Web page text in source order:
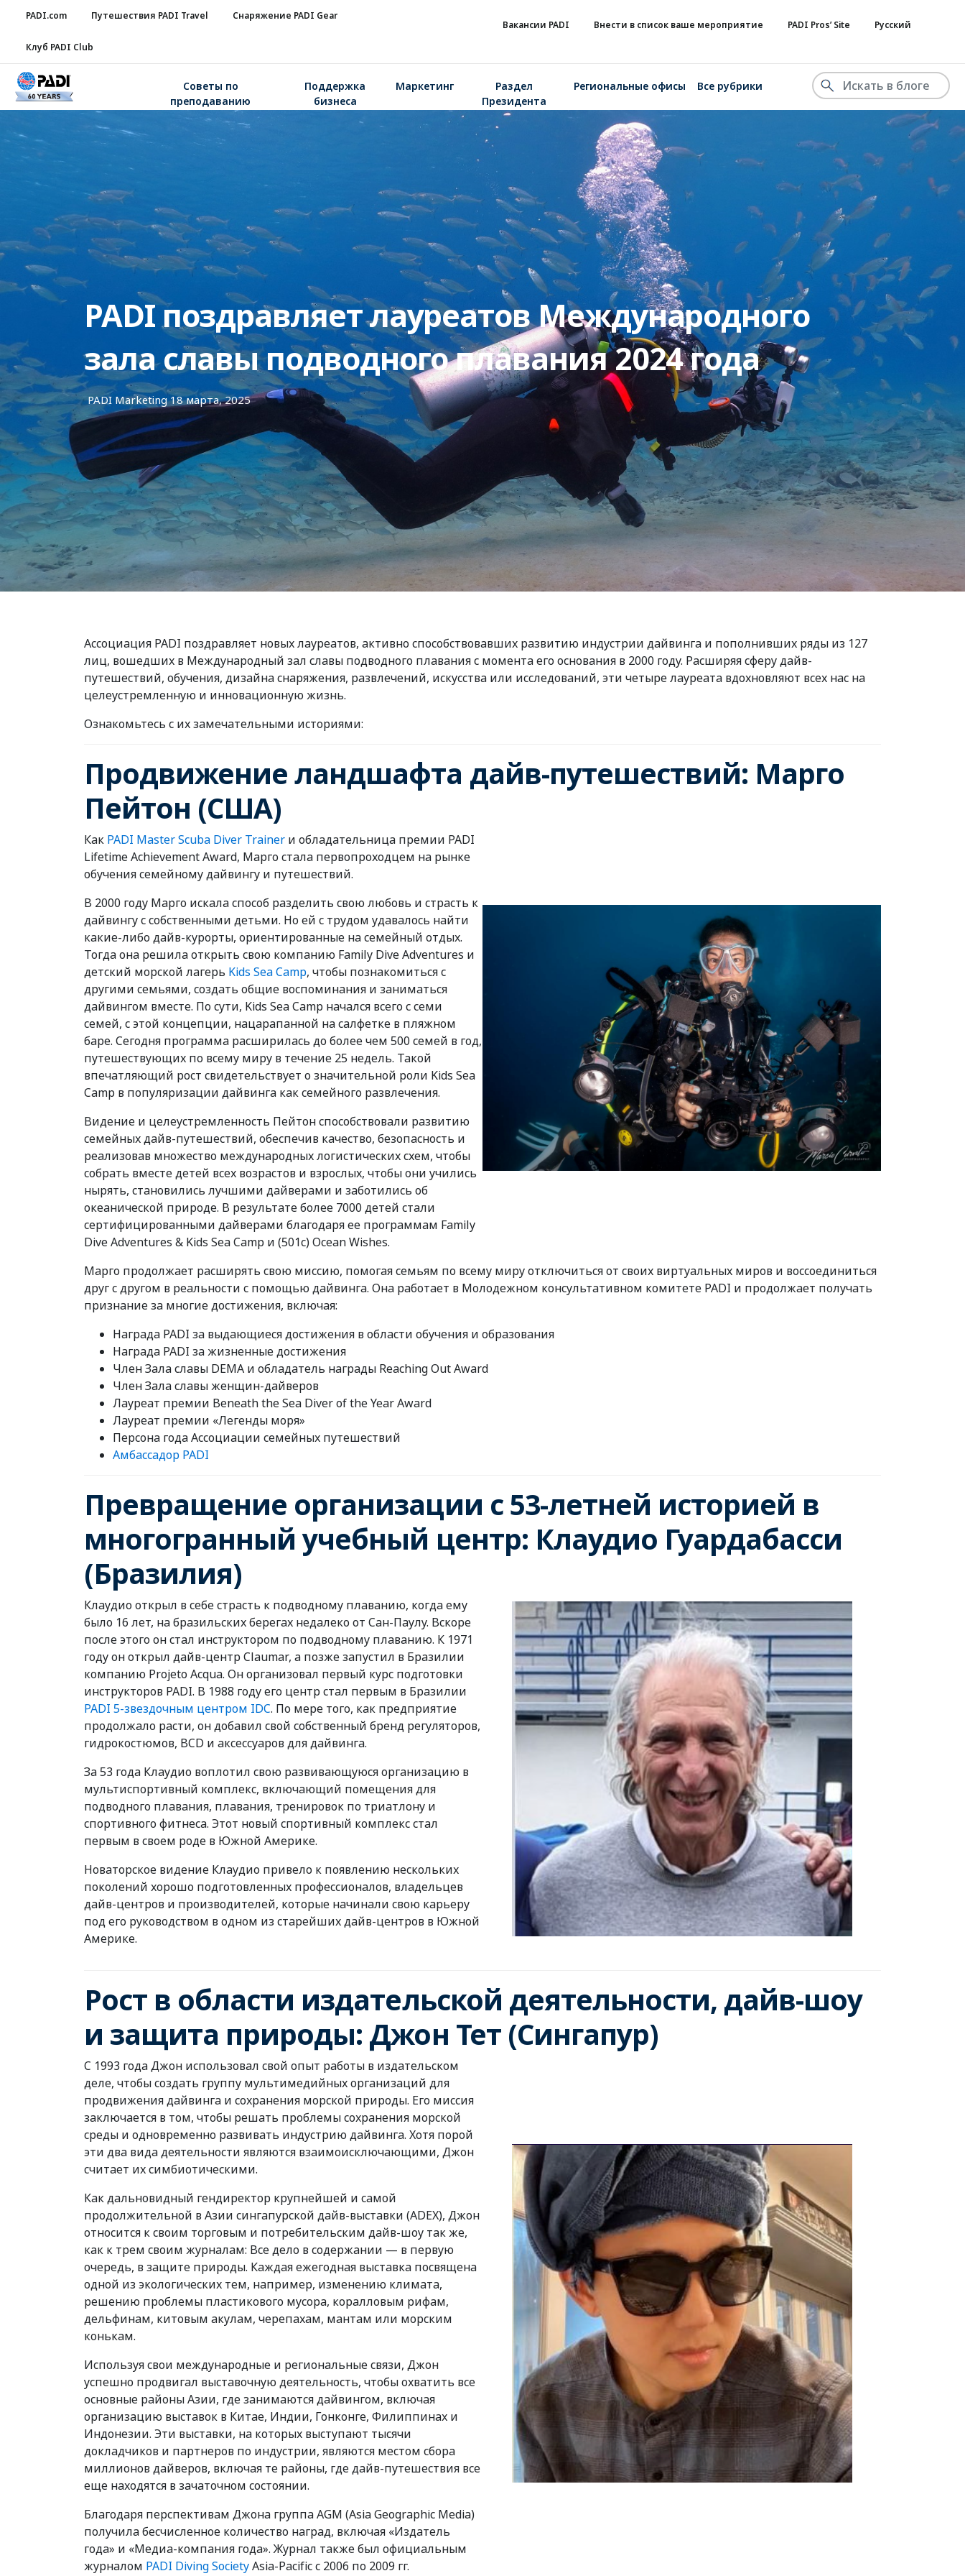
PADI.com Путешествия PADI Travel Снаряжение PADI Gear
Клуб PADI Club
Вакансии PADI Внести в список ваше мероприятие PADI Pros’ Site Русский
Советы по
преподаванию
Поддержка
бизнеса
Маркетинг
Раздел
Президента
Региональные офисы Все рубрики
PADI поздравляет лауреатов Международного
зала славы подводного плавания 2024 года
PADI Marketing 18 марта, 2025
Ассоциация PADI поздравляет новых лауреатов, активно способствовавших развитию индустрии дайвинга и пополнивших ряды из 127
лиц, вошедших в Международный зал славы подводного плавания с момента его основания в 2000 году. Расширяя сферу дайв-
путешествий, обучения, дизайна снаряжения, развлечений, искусства или исследований, эти четыре лауреата вдохновляют всех нас на
целеустремленную и инновационную жизнь.
Ознакомьтесь с их замечательными историями:
Продвижение ландшафта дайв-путешествий: Марго
Пейтон (США)
Как PADI Master Scuba Diver Trainer и обладательница премии PADI
Lifetime Achievement Award, Марго стала первопроходцем на рынке
обучения семейному дайвингу и путешествий.
В 2000 году Марго искала способ разделить свою любовь и страсть к
дайвингу с собственными детьми. Но ей с трудом удавалось найти
какие-либо дайв-курорты, ориентированные на семейный отдых.
Тогда она решила открыть свою компанию Family Dive Adventures и
детский морской лагерь Kids Sea Camp, чтобы познакомиться с
другими семьями, создать общие воспоминания и заниматься
дайвингом вместе. По сути, Kids Sea Camp начался всего с семи
семей, с этой концепции, нацарапанной на салфетке в пляжном
баре. Сегодня программа расширилась до более чем 500 семей в год,
путешествующих по всему миру в течение 25 недель. Такой
впечатляющий рост свидетельствует о значительной роли Kids Sea
Camp в популяризации дайвинга как семейного развлечения.
Видение и целеустремленность Пейтон способствовали развитию
семейных дайв-путешествий, обеспечив качество, безопасность и
реализовав множество международных логистических схем, чтобы
собрать вместе детей всех возрастов и взрослых, чтобы они учились
нырять, становились лучшими дайверами и заботились об
океанической природе. В результате более 7000 детей стали
сертифицированными дайверами благодаря ее программам Family
Dive Adventures & Kids Sea Camp и (501c) Ocean Wishes.
Марго продолжает расширять свою миссию, помогая семьям по всему миру отключиться от своих виртуальных миров и воссоединиться
друг с другом в реальности с помощью дайвинга. Она работает в Молодежном консультативном комитете PADI и продолжает получать
признание за многие достижения, включая:
Награда PADI за выдающиеся достижения в области обучения и образования
Награда PADI за жизненные достижения
Член Зала славы DEMA и обладатель награды Reaching Out Award
Член Зала славы женщин-дайверов
Лауреат премии Beneath the Sea Diver of the Year Award
Лауреат премии «Легенды моря»
Персона года Ассоциации семейных путешествий
Амбассадор PADI
Превращение организации с 53-летней историей в
многогранный учебный центр: Клаудио Гуардабасси
(Бразилия)
Клаудио открыл в себе страсть к подводному плаванию, когда ему
было 16 лет, на бразильских берегах недалеко от Сан-Паулу. Вскоре
после этого он стал инструктором по подводному плаванию. К 1971
году он открыл дайв-центр Claumar, а позже запустил в Бразилии
компанию Projeto Acqua. Он организовал первый курс подготовки
инструкторов PADI. В 1988 году его центр стал первым в Бразилии
PADI 5-звездочным центром IDC. По мере того, как предприятие
продолжало расти, он добавил свой собственный бренд регуляторов,
гидрокостюмов, BCD и аксессуаров для дайвинга.
За 53 года Клаудио воплотил свою развивающуюся организацию в
мультиспортивный комплекс, включающий помещения для
подводного плавания, плавания, тренировок по триатлону и
спортивного фитнеса. Этот новый спортивный комплекс стал
первым в своем роде в Южной Америке.
Новаторское видение Клаудио привело к появлению нескольких
поколений хорошо подготовленных профессионалов, владельцев
дайв-центров и производителей, которые начинали свою карьеру
под его руководством в одном из старейших дайв-центров в Южной
Америке.
Рост в области издательской деятельности, дайв-шоу
и защита природы: Джон Тет (Сингапур)
С 1993 года Джон использовал свой опыт работы в издательском
деле, чтобы создать группу мультимедийных организаций для
продвижения дайвинга и сохранения морской природы. Его миссия
заключается в том, чтобы решать проблемы сохранения морской
среды и одновременно развивать индустрию дайвинга. Хотя порой
эти два вида деятельности являются взаимоисключающими, Джон
считает их симбиотическими.
Как дальновидный гендиректор крупнейшей и самой
продолжительной в Азии сингапурской дайв-выставки (ADEX), Джон
относится к своим торговым и потребительским дайв-шоу так же,
как к трем своим журналам: Все дело в содержании — в первую
очередь, в защите природы. Каждая ежегодная выставка посвящена
одной из экологических тем, например, изменению климата,
решению проблемы пластикового мусора, коралловым рифам,
дельфинам, китовым акулам, черепахам, мантам или морским
конькам.
Используя свои международные и региональные связи, Джон
успешно продвигал выставочную деятельность, чтобы охватить все
основные районы Азии, где занимаются дайвингом, включая
организацию выставок в Китае, Индии, Гонконге, Филиппинах и
Индонезии. Эти выставки, на которых выступают тысячи
докладчиков и партнеров по индустрии, являются местом сбора
миллионов дайверов, включая те районы, где дайв-путешествия все
еще находятся в зачаточном состоянии.
Благодаря перспективам Джона группа AGM (Asia Geographic Media)
получила бесчисленное количество наград, включая «Издатель
года» и «Медиа-компания года». Журнал также был официальным
журналом PADI Diving SocietyAsia-Pacific с 2006 по 2009 гг.